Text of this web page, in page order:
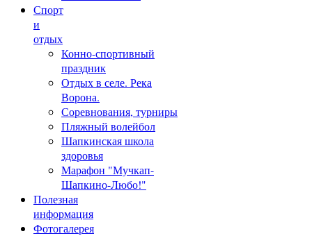
Спорт
и
отдых
Конно-спортивный
праздник
Отдых в селе. Река
Ворона.
Соревнования, турниры
Пляжный волейбол
Шапкинская школа
здоровья
Марафон "Мучкап-
Шапкино-Любо!"
Полезная
информация
Фотогалерея